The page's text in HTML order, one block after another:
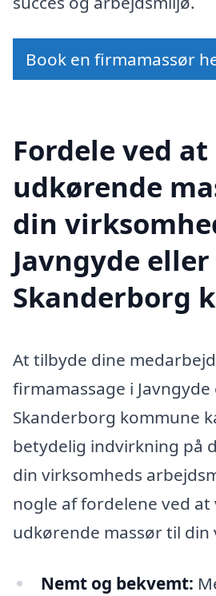
Book en firmamassør
Fordele ved
udkørende
din
Javngyde eller
Skanderborg
At tilbyde dine
firmamassage i Javngyde
Skanderborg kommune
betydelig indvirkning på
din virksomheds
nogle af fordelene ved
udkørende massør til din
Nemt og bekvemt: